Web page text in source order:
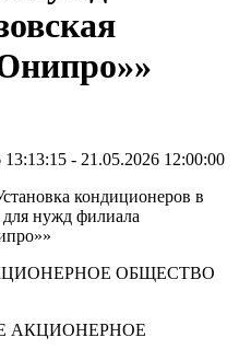
- 21.05.2026 12:00:00
кондиционеров в
нужд филиала
ОБЩЕСТВО
АКЦИОНЕРНОЕ